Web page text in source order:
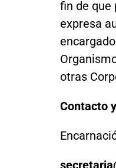
fin de que
expresa
otras
Contacto